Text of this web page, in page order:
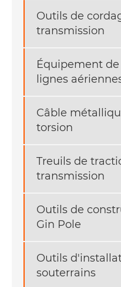
Outils de
transmission
Équipement
lignes
Câble
torsion
Treuils de
transmission
Outils de
Gin Pole
Outils
souterrains